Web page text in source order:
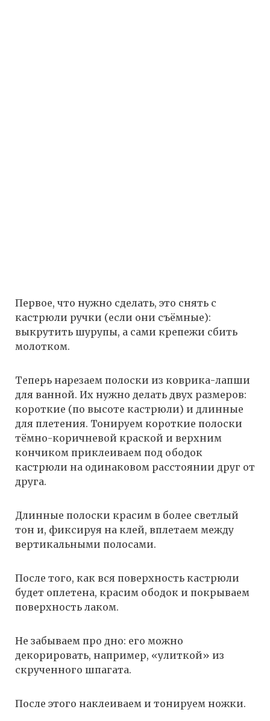
Первое, что нужно сделать, это снять с
кастрюли ручки (если они съёмные):
выкрутить шурупы, а сами крепежи сбить
молотком.
Теперь нарезаем полоски из коврика-лапши
для ванной. Их нужно делать двух размеров:
короткие (по высоте кастрюли) и длинные
для плетения. Тонируем короткие полоски
тёмно-коричневой краской и верхним
кончиком приклеиваем под ободок
кастрюли на одинаковом расстоянии друг от
друга.
Длинные полоски красим в более светлый
тон и, фиксируя на клей, вплетаем между
вертикальными полосами.
После того, как вся поверхность кастрюли
будет оплетена, красим ободок и покрываем
поверхность лаком.
Не забываем про дно: его можно
декорировать, например, «улиткой» из
скрученного шпагата.
После этого наклеиваем и тонируем ножки.